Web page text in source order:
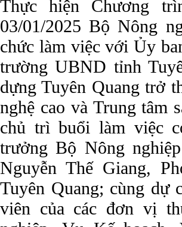
Thực hiện Chương
03/01/2025 Bộ Nông
chức làm việc với Ủy
trường UBND tỉnh
dựng Tuyên Quang trở
nghệ cao và Trung tâm
chủ trì buổi làm việc
trưởng Bộ Nông
Nguyễn Thế Giang,
Tuyên Quang; cùng dự
viên của các đơn vị